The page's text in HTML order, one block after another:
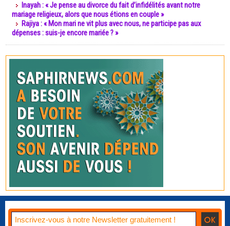
Inayah : « Je pense au divorce du fait d’infidélités avant notre
mariage religieux, alors que nous étions en couple »
Rajiya : « Mon mari ne vit plus avec nous, ne participe pas aux
dépenses : suis-je encore mariée ? »